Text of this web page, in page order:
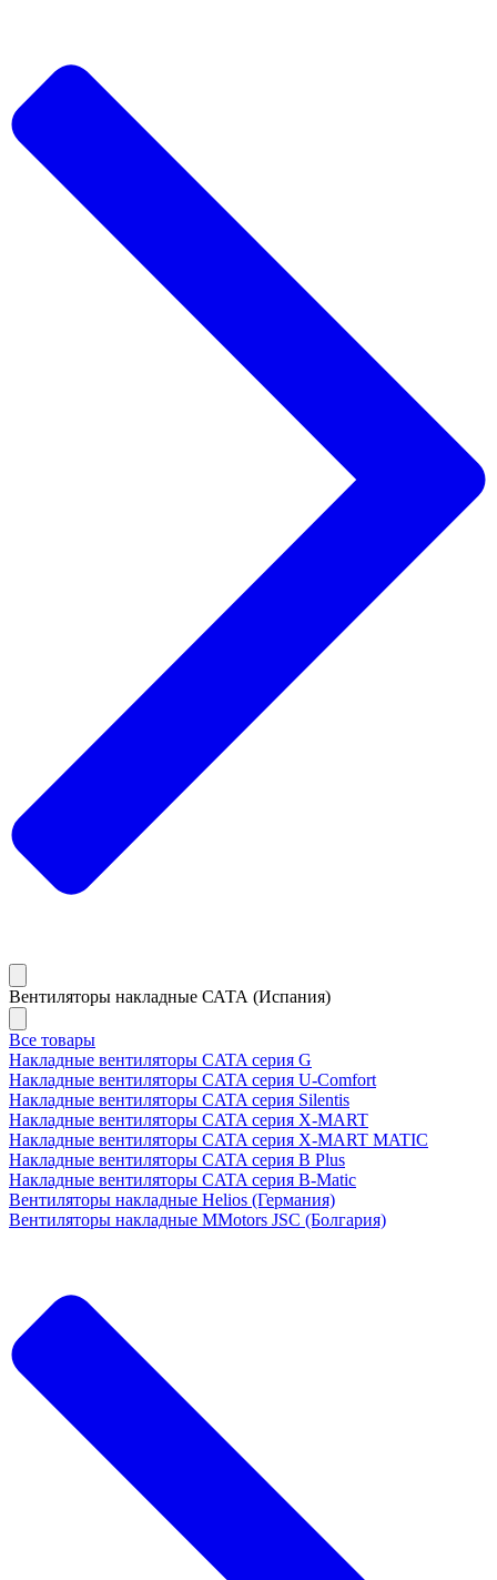
Вентиляторы накладные САТА (Испания)
Все товары
Накладные вентиляторы CATA серия G
Накладные вентиляторы CATA серия U-Comfort
Накладные вентиляторы CATA серия Silentis
Накладные вентиляторы CATA серия X-MART
Накладные вентиляторы CATA серия X-MART MATIC
Накладные вентиляторы CATA серия B Plus
Накладные вентиляторы CATA серия B-Matic
Вентиляторы накладные Helios (Германия)
Вентиляторы накладные MMotors JSC (Болгария)